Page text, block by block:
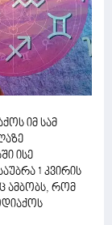
იმ სამ
ისე
1 კვირის
ამბობს, რომ